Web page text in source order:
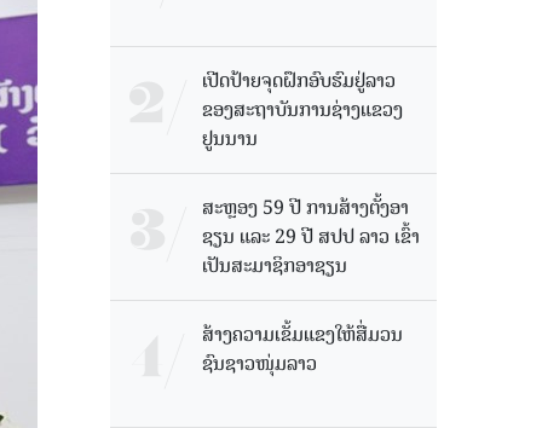
ເປີດປ້າຍຈຸດຝຶກອົບຮົມຢູ່ລາວ
ຂອງສະຖາບັນການຊ່າງແຂວງ
ຢູນນານ
ສະຫຼອງ 59 ປີ ການສ້າງຕັ້ງອາ
ຊຽນ ແລະ 29 ປີ ສປປ ລາວ ເຂົ້າ
ເປັນສະມາຊິກອາຊຽນ
ສ້າງຄວາມເຂັ້ມແຂງໃຫ້ສື່ມວນ
ຊົນຊາວໜຸ່ມລາວ